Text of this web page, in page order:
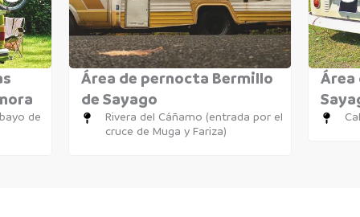
de
Área de pernocta Bermillo
de Sayago
Rivera del Cáñamo (entrada por el
cruce de Muga y Fariza)
Área